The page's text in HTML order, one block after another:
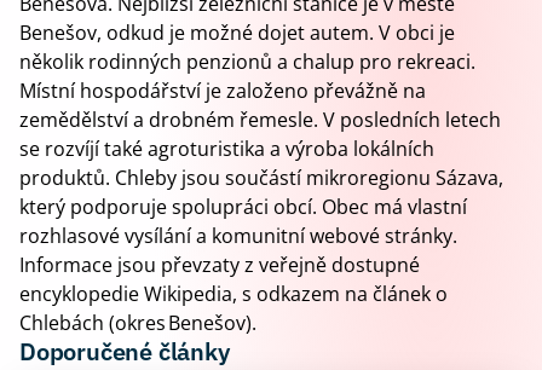
Benešov, odkud je možné dojet autem. V obci je
několik rodinných penzionů a chalup pro rekreaci.
Místní hospodářství je založeno převážně na
zemědělství a drobném řemesle. V posledních letech
se rozvíjí také agroturistika a výroba lokálních
produktů. Chleby jsou součástí mikroregionu Sázava,
který podporuje spolupráci obcí. Obec má vlastní
rozhlasové vysílání a komunitní webové stránky.
Informace jsou převzaty z veřejně dostupné
encyklopedie Wikipedia, s odkazem na článek o
Chlebách (okres Benešov).
Doporučené články